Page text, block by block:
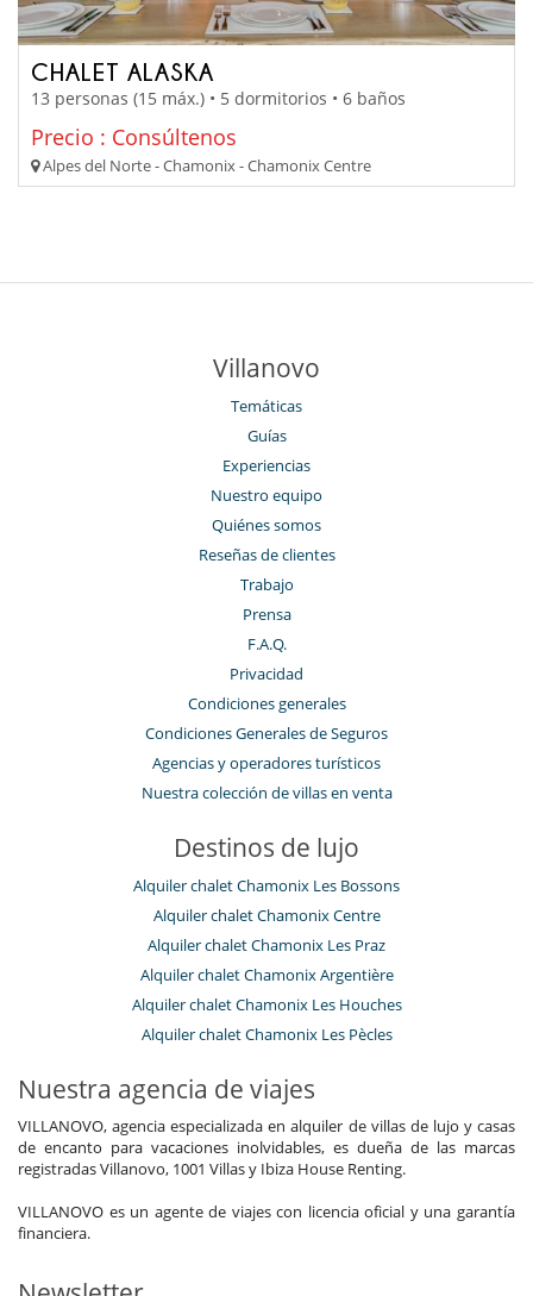
CHALET ALASKA
13 personas (15 máx.) • 5 dormitorios • 6 baños
Precio : Consúltenos
Alpes del Norte - Chamonix - Chamonix Centre
Villanovo
Temáticas
Guías
Experiencias
Nuestro equipo
Quiénes somos
Reseñas de clientes
Trabajo
Prensa
F.A.Q.
Privacidad
Condiciones generales
Condiciones Generales de Seguros
Agencias y operadores turísticos
Nuestra colección de villas en venta
Destinos de lujo
Alquiler chalet Chamonix Les Bossons
Alquiler chalet Chamonix Centre
Alquiler chalet Chamonix Les Praz
Alquiler chalet Chamonix Argentière
Alquiler chalet Chamonix Les Houches
Alquiler chalet Chamonix Les Pècles
Nuestra agencia de viajes
VILLANOVO, agencia especializada en alquiler de villas de lujo y casas
de encanto para vacaciones inolvidables, es dueña de las marcas
registradas Villanovo, 1001 Villas y Ibiza House Renting.
VILLANOVO es un agente de viajes con licencia oficial y una garantía
financiera.